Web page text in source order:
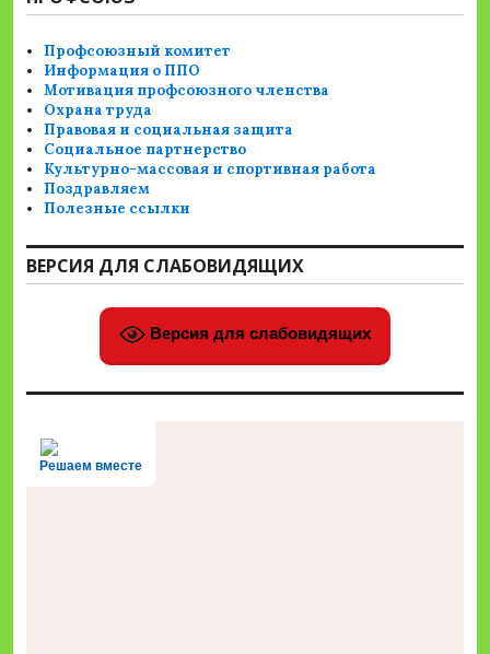
Профсоюзный комитет
Информация о ППО
Мотивация профсоюзного членства
Охрана труда
Правовая и социальная защита
Социальное партнерство
Культурно-массовая и спортивная работа
Поздравляем
Полезные ссылки
ВЕРСИЯ ДЛЯ СЛАБОВИДЯЩИХ
Версия для слабовидящих
Решаем вместе